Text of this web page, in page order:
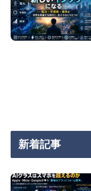
新着記事